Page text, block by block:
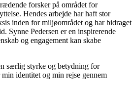
forsker på området for
Hendes arbejde har haft stor
inden for miljøområdet og har bidraget
Synne Pedersen er en inspirerende
og engagement kan skabe
særlig styrke og betydning for
identitet og min rejse gennem